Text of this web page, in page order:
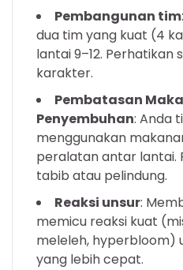
Pembangunan tim
dua tim yang kuat (4
lantai 9–12. Perhatikan
karakter.
Pembatasan
Penyembuhan: Anda
menggunakan
peralatan antar lantai.
tabib atau pelindung.
Reaksi unsur:
memicu reaksi kuat
meleleh, hyperbloom)
yang lebih cepat.